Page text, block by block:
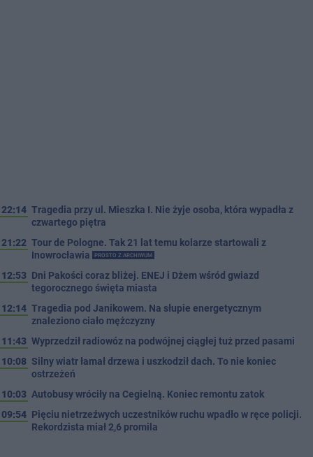
22:14 Tragedia przy ul. Mieszka I. Nie żyje osoba, która wypadła z
czwartego piętra
21:22 Tour de Pologne. Tak 21 lat temu kolarze startowali z
Inowrocławia
PROSTO Z ARCHIWUM
12:53 Dni Pakości coraz bliżej. ENEJ i Dżem wśród gwiazd
tegorocznego święta miasta
12:14 Tragedia pod Janikowem. Na słupie energetycznym
znaleziono ciało mężczyzny
11:43 Wyprzedził radiowóz na podwójnej ciągłej tuż przed pasami
10:08 Silny wiatr łamał drzewa i uszkodził dach. To nie koniec
ostrzeżeń
10:03 Autobusy wróciły na Cegielną. Koniec remontu zatok
09:54 Pięciu nietrzeźwych uczestników ruchu wpadło w ręce policji.
Rekordzista miał 2,6 promila